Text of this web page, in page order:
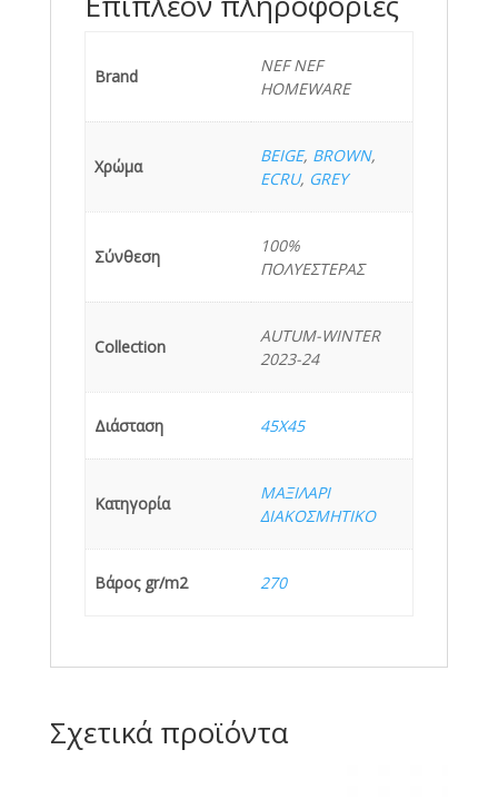
Brand
NEF NEF
HOMEWARE
Χρώμα
BEIGE, BROWN,
ECRU, GREY
Σύνθεση
100%
ΠΟΛΥΕΣΤΕΡΑΣ
Collection
AUTUM-WINTER
2023-24
Διάσταση 45X45
Κατηγορία
ΜΑΞΙΛΑΡΙ
ΔΙΑΚΟΣΜΗΤΙΚΟ
Βάρος gr/m2 270
Σχετικά προϊόντα